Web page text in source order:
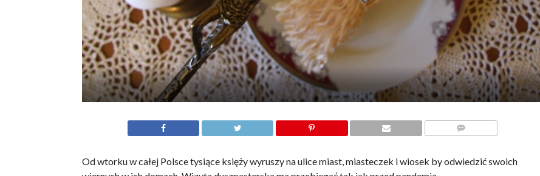
Od wtorku w całej Polsce tysiące księży wyruszy na ulice miast, miasteczek i wiosek by odwiedzić swoich